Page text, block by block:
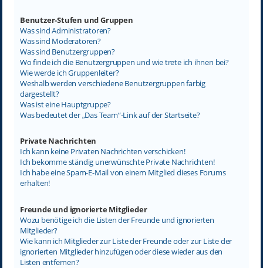
Benutzer-Stufen und Gruppen
Was sind Administratoren?
Was sind Moderatoren?
Was sind Benutzergruppen?
Wo finde ich die Benutzergruppen und wie trete ich ihnen bei?
Wie werde ich Gruppenleiter?
Weshalb werden verschiedene Benutzergruppen farbig
dargestellt?
Was ist eine Hauptgruppe?
Was bedeutet der „Das Team“-Link auf der Startseite?
Private Nachrichten
Ich kann keine Privaten Nachrichten verschicken!
Ich bekomme ständig unerwünschte Private Nachrichten!
Ich habe eine Spam-E-Mail von einem Mitglied dieses Forums
erhalten!
Freunde und ignorierte Mitglieder
Wozu benötige ich die Listen der Freunde und ignorierten
Mitglieder?
Wie kann ich Mitglieder zur Liste der Freunde oder zur Liste der
ignorierten Mitglieder hinzufügen oder diese wieder aus den
Listen entfernen?